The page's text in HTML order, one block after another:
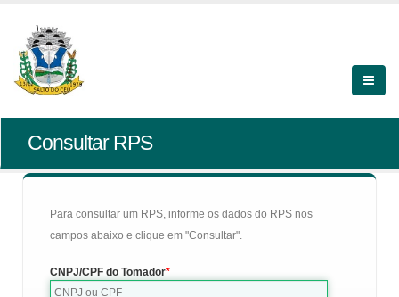
Consultar RPS
Para consultar um RPS, informe os dados do RPS nos
campos abaixo e clique em "Consultar".
CNPJ/CPF do Tomador